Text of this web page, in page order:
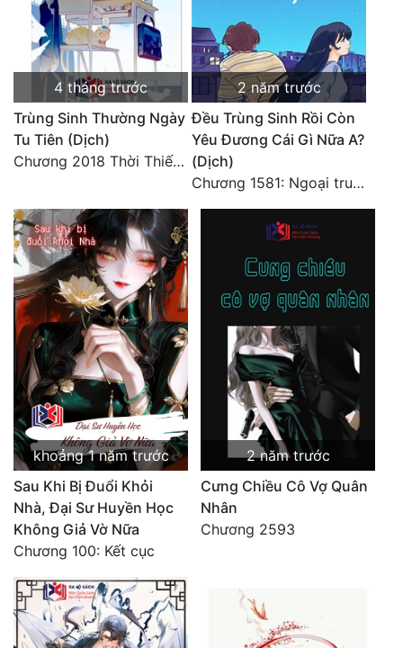
4 tháng trước
Trùng Sinh Thường Ngày
Tu Tiên (Dịch)
Chương 2018 Thời Thiếu Niên
2 năm trước
Đều Trùng Sinh Rồi Còn
Yêu Đương Cái Gì Nữa A?
(Dịch)
Chương 1581: Ngoại truyện 1 (9)
khoảng 1 năm trước
Sau Khi Bị Đuổi Khỏi
Nhà, Đại Sư Huyền Học
Không Giả Vờ Nữa
Chương 100: Kết cục
2 năm trước
Cưng Chiều Cô Vợ Quân
Nhân
Chương 2593